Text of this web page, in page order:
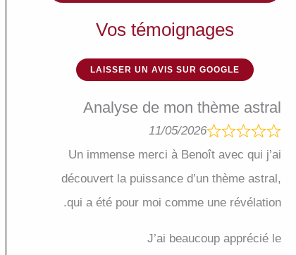
Vos témoignages
LAISSER UN AVIS SUR GOOGLE
Analyse de mon thème astral
11/05/2026
Un immense merci à Benoît avec qui j’ai
découvert la puissance d’un thème astral,
qui a été pour moi comme une révélation.
J’ai beaucoup apprécié le